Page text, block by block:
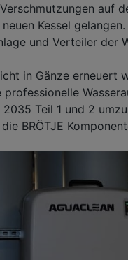
auf
Kessel
und Verteiler der
in Gänze erneuert
professionelle
Teil 1 und 2
BRÖTJE